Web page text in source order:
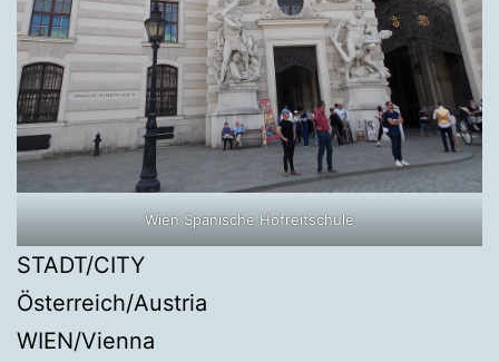
Wien Spanische Hofreitschule
STADT/CITY
Österreich/Austria
WIEN/Vienna